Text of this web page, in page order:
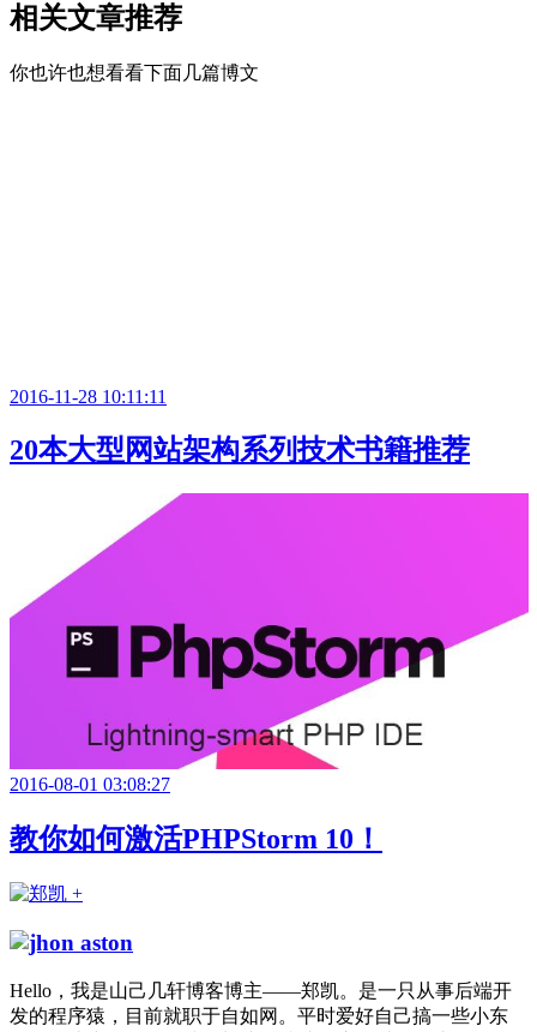
相关文章推荐
你也许也想看看下面几篇博文
2016-11-28 10:11:11
20本大型网站架构系列技术书籍推荐
2016-08-01 03:08:27
教你如何激活PHPStorm 10！
Hello，我是山己几轩博客博主——郑凯。是一只从事后端开
发的程序猿，目前就职于自如网。平时爱好自己搞一些小东